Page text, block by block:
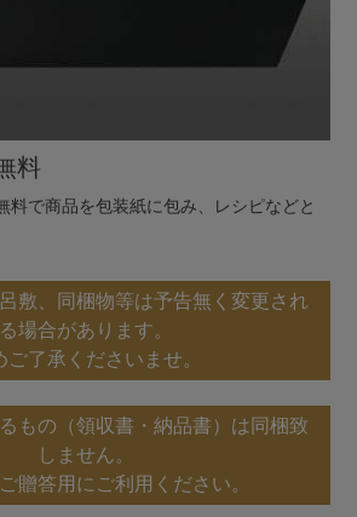
料
料で商品を包装紙に包み、レシピなどと
敷、同梱物等は予告無く変更され
る場合があります。
ご了承くださいませ。
もの（領収書・納品書）は同梱致
しません。
贈答用にご利用ください。